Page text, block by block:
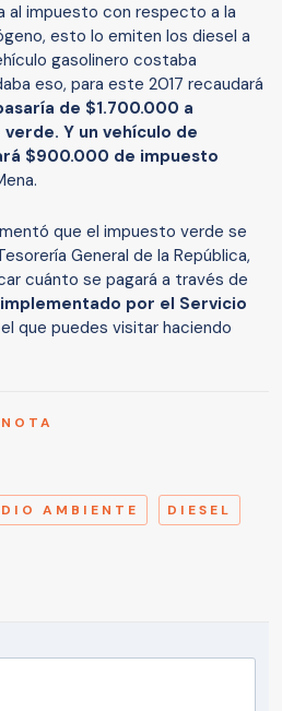
al impuesto con respecto a la
esto lo emiten los diesel a
gasolinero costaba
eso, para este 2017 recaudará
de $1.700.000 a
Y un vehículo de
$900.000 de impuesto
que el impuesto verde se
General de la República,
cuánto se pagará a través de
por el Servicio
que puedes visitar haciendo
AMBIENTE DIESEL